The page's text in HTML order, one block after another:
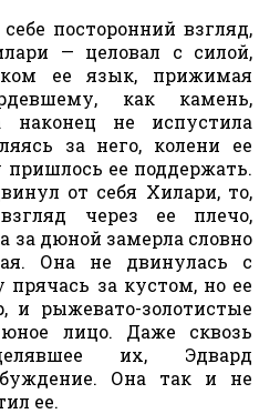
посторонний взгляд,
— целовал с силой,
ее язык, прижимая
как камень,
наконец не испустила
за него, колени ее
пришлось ее поддержать.
от себя Хилари, то,
через ее плечо,
за дюной замерла словно
Она не двинулась с
за кустом, но ее
и рыжевато-золотистые
лицо. Даже сквозь
их, Эдвард
Она так и не
ее.